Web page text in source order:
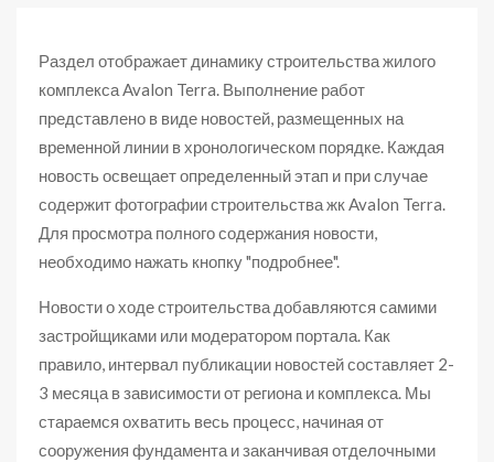
Раздел отображает динамику строительства жилого
комплекса Avalon Terra. Выполнение работ
представлено в виде новостей, размещенных на
временной линии в хронологическом порядке. Каждая
новость освещает определенный этап и при случае
содержит фотографии строительства жк Avalon Terra.
Для просмотра полного содержания новости,
необходимо нажать кнопку "подробнее".
Новости о ходе строительства добавляются самими
застройщиками или модератором портала. Как
правило, интервал публикации новостей составляет 2-
3 месяца в зависимости от региона и комплекса. Мы
стараемся охватить весь процесс, начиная от
сооружения фундамента и заканчивая отделочными